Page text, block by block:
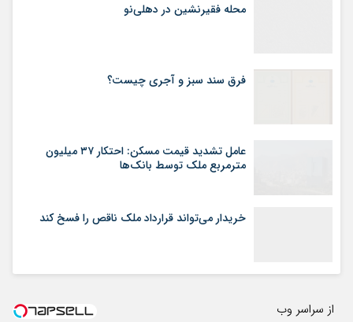
محله فقیرنشین در دهلی‏‌نو
فرق سند سبز و آجری چیست؟
عامل تشدید قیمت مسکن: احتکار ۳۷ میلیون
مترمربع ملک توسط بانک‌ها
خریدار می‌تواند قرارداد ملک ناقص را فسخ کند
از سراسر وب